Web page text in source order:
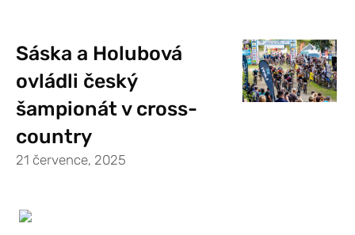
Sáska a Holubová
ovládli český
šampionát v cross-
country
21 července, 2025